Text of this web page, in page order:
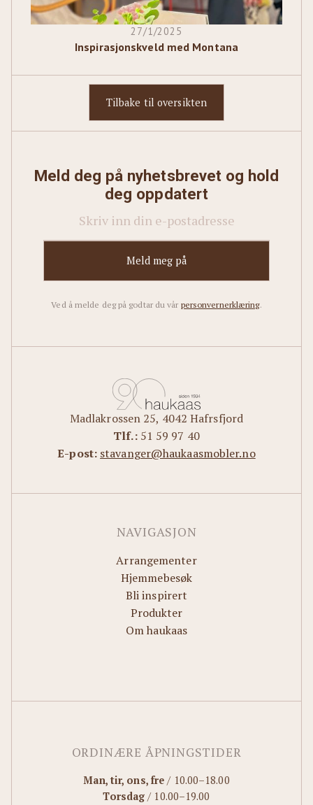
27/1/2025
Inspirasjonskveld med Montana
Tilbake til oversikten
Meld deg på nyhetsbrevet og hold
deg oppdatert
Ved å melde deg på godtar du vår personvernerklæring.
Madlakrossen 25, 4042 Hafrsfjord
Tlf.: 51 59 97 40
E-post: stavanger@haukaasmobler.no
NAVIGASJON
Arrangementer
Hjemmebesøk
Bli inspirert
Produkter
Om haukaas
ORDINÆRE ÅPNINGSTIDER
Man, tir, ons, fre / 10.00–18.00
Torsdag / 10.00–19.00